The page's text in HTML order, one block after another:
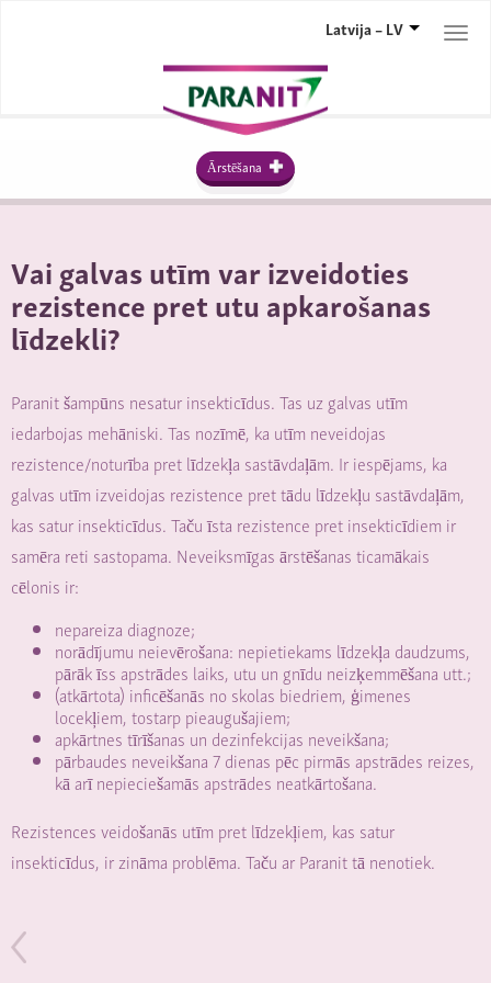
Latvija – LV
Ārstēšana
Vai galvas utīm var izveidoties
rezistence pret utu apkarošanas
līdzekli?
Paranit šampūns nesatur insekticīdus. Tas uz galvas utīm
iedarbojas mehāniski. Tas nozīmē, ka utīm neveidojas
rezistence/noturība pret līdzekļa sastāvdaļām. Ir iespējams, ka
galvas utīm izveidojas rezistence pret tādu līdzekļu sastāvdaļām,
kas satur insekticīdus. Taču īsta rezistence pret insekticīdiem ir
samēra reti sastopama. Neveiksmīgas ārstēšanas ticamākais
cēlonis ir:
nepareiza diagnoze;
norādījumu neievērošana: nepietiekams līdzekļa daudzums,
pārāk īss apstrādes laiks, utu un gnīdu neizķemmēšana utt.;
(atkārtota) inficēšanās no skolas biedriem, ģimenes
locekļiem, tostarp pieaugušajiem;
apkārtnes tīrīšanas un dezinfekcijas neveikšana;
pārbaudes neveikšana 7 dienas pēc pirmās apstrādes reizes,
kā arī nepieciešamās apstrādes neatkārtošana.
Rezistences veidošanās utīm pret līdzekļiem, kas satur
insekticīdus, ir zināma problēma. Taču ar Paranit tā nenotiek.